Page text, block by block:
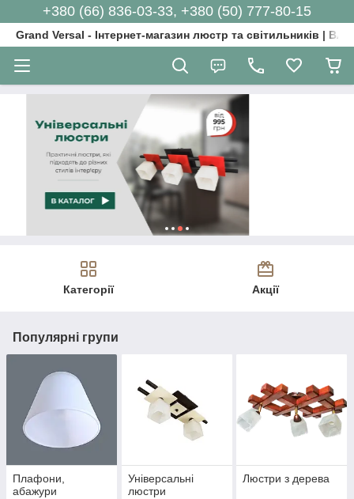
+380 (66) 836-03-33, +380 (50) 777-80-15
Grand Versal - Інтернет-магазин люстр та світильників |
Категорії Акції
Популярні групи
Плафони,
абажури
Універсальні
люстри
Люстри з дерева